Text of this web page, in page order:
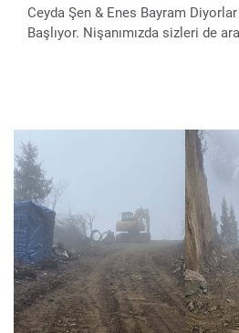
Ceyda Şen & Enes Bayram
Başlıyor. Nişanımızda sizleri de